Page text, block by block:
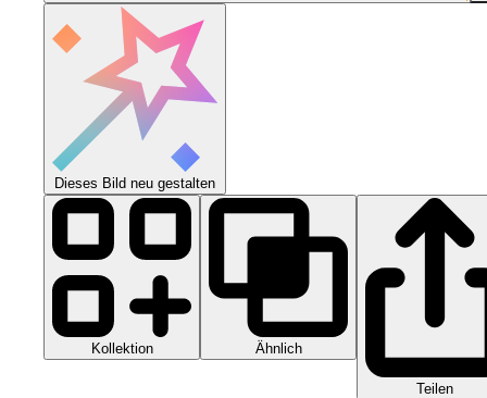
Dieses Bild neu gestalten
Kollektion Ähnlich
Teilen